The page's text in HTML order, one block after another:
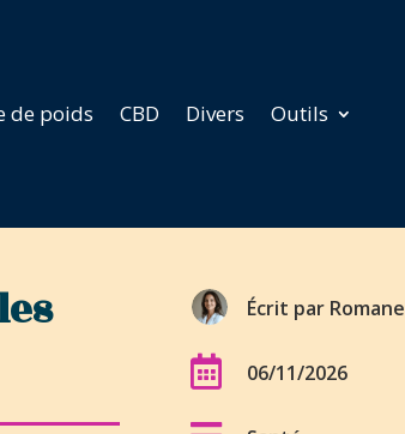
de poids CBD Divers Outils
Écrit par Romane
 06/11/2026